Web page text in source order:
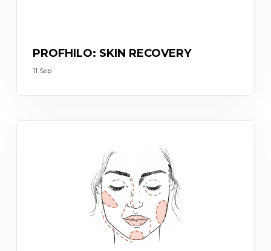
PROFHILO: SKIN RECOVERY
11 Sep